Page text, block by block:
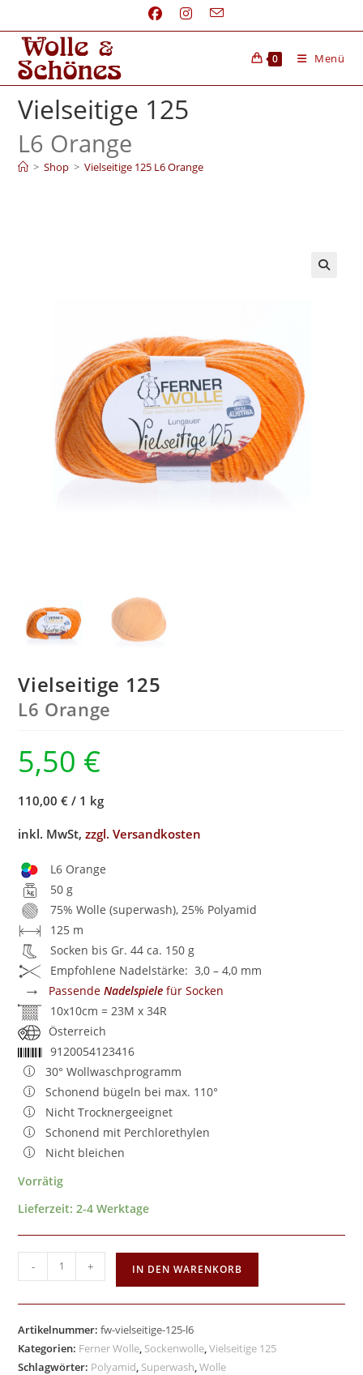
0 Menü
Vielseitige 125
L6 Orange
> Shop > Vielseitige 125 L6 Orange
Vielseitige 125
L6 Orange
5,50 €
110,00 € / 1 kg
inkl. MwSt,zzgl. Versandkosten
L6 Orange
50 g
75% Wolle (superwash), 25% Polyamid
125 m
Socken bis Gr. 44 ca. 150 g
Empfohlene Nadelstärke: 3,0 – 4,0 mm
→ PassendeNadelspiele für Socken
10x10cm = 23M x 34R
Österreich
9120054123416
30° Wollwaschprogramm
Schonend bügeln bei max. 110°
Nicht Trocknergeeignet
Schonend mit Perchlorethylen
Nicht bleichen
Vorrätig
Lieferzeit:2-4 Werktage
- + IN DEN WARENKORB
Artikelnummer:fw-vielseitige-125-l6
Kategorien: Ferner Wolle, Sockenwolle,Vielseitige 125
Schlagwörter: Polyamid, Superwash,Wolle